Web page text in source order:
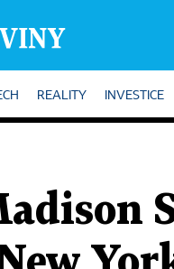
REALITY INVESTICE